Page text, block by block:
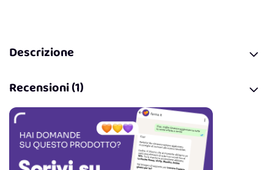
Descrizione
Recensioni (1)